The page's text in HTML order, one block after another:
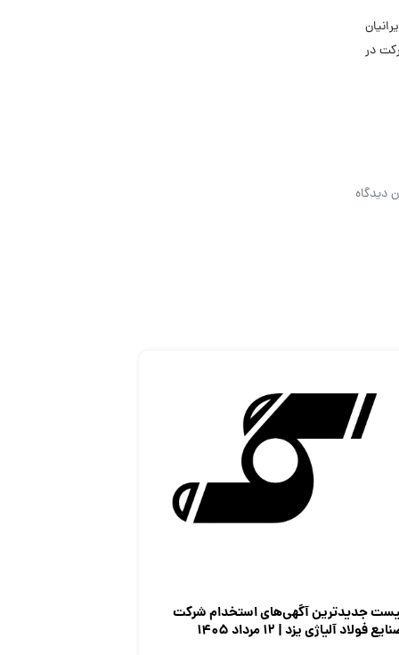
در
دیدگاه
جدیدترین آگهی‌های استخدام شرکت
فولاد آلیاژی یزد | ۱۲ مرداد ۱۴۰۵